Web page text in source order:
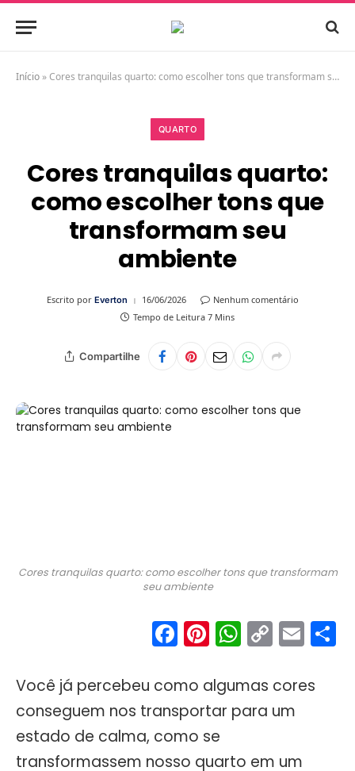
Início »Cores tranquilas quarto: como escolher tons que transformam seu ambiente
QUARTO
Cores tranquilas quarto:
como escolher tons que
transformam seu
ambiente
Escrito por Everton 16/06/2026
Nenhum comentário
Tempo de Leitura 7 Mins
Compartilhe
Cores tranquilas quarto: como escolher tons que transformam
seu ambiente
Facebook
Pinterest
Copy
Você já percebeu como algumas cores
conseguem nos transportar para um
estado de calma, como se
transformassem nosso quarto em um